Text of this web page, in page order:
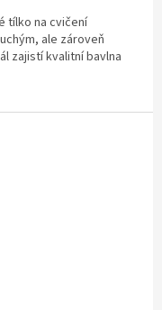
tílko na cvičení
ale zároveň
zajistí kvalitní bavlna